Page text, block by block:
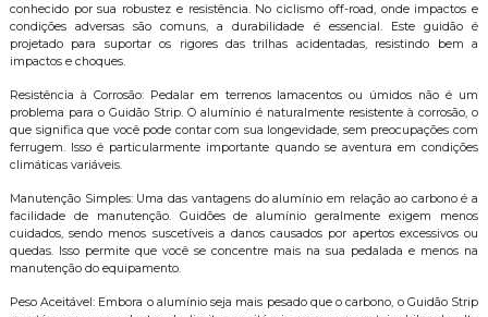
conhecido por sua robustez e resistência. No ciclismo off-road, onde impactos e
condições adversas são comuns, a durabilidade é essencial. Este guidão é
projetado para suportar os rigores das trilhas acidentadas, resistindo bem a
impactos e choques.
Resistência à Corrosão: Pedalar em terrenos lamacentos ou úmidos não é um
problema para o Guidão Strip. O alumínio é naturalmente resistente à corrosão, o
que significa que você pode contar com sua longevidade, sem preocupações com
ferrugem. Isso é particularmente importante quando se aventura em condições
climáticas variáveis.
Manutenção Simples: Uma das vantagens do alumínio em relação ao carbono é a
facilidade de manutenção. Guidões de alumínio geralmente exigem menos
cuidados, sendo menos suscetíveis a danos causados por apertos excessivos ou
quedas. Isso permite que você se concentre mais na sua pedalada e menos na
manutenção do equipamento.
Peso Aceitável: Embora o alumínio seja mais pesado que o carbono, o Guidão Strip